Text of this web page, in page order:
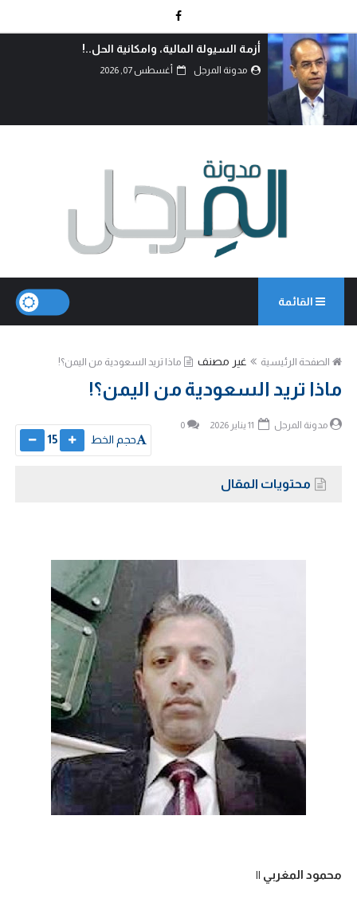
أزمة السيولة المالية، وامكانية الحل..!
مدونة المرجل أغسطس 07, 2026
القائمة
الصفحة الرئيسية غير مصنف ماذا تريد السعودية من اليمن؟!
ماذا تريد السعودية من اليمن؟!
مدونة المرجل 0
حجم الخط 15
محتويات المقال
محمود المغربي ||